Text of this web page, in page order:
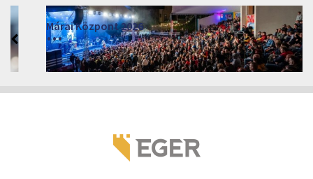
Márai Központ 2026
2026. június 19. - 2026. augusztus 28.
Márai Központ, Eger 3300, Szépasszony-völgy 35.